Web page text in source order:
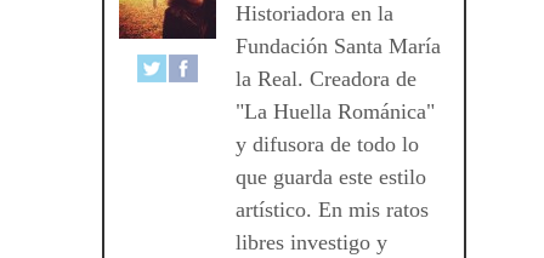
Historiadora en la
Fundación Santa María
la Real. Creadora de
"La Huella Románica"
y difusora de todo lo
que guarda este estilo
artístico. En mis ratos
libres investigo y